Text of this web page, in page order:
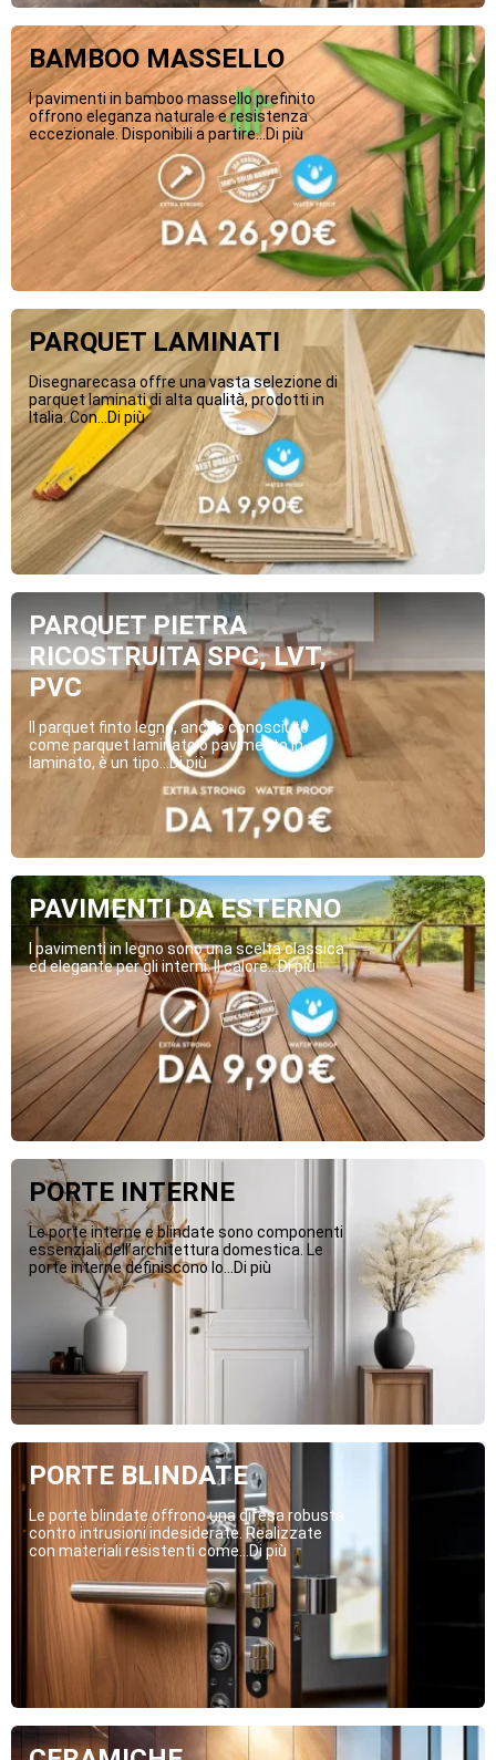
BAMBOO MASSELLO
I pavimenti in bamboo massello prefinito
offrono eleganza naturale e resistenza
eccezionale. Disponibili a partire...Di più
PARQUET LAMINATI
Disegnarecasa offre una vasta selezione di
parquet laminati di alta qualità, prodotti in
Italia. Con...Di più
PARQUET PIETRA
RICOSTRUITA SPC, LVT,
PVC
Il parquet finto legno, anche conosciuto
come parquet laminato o pavimento in
laminato, è un tipo...Di più
PAVIMENTI DA ESTERNO
I pavimenti in legno sono una scelta classica
ed elegante per gli interni. Il calore...Di più
PORTE INTERNE
Le porte interne e blindate sono componenti
essenziali dell’architettura domestica. Le
porte interne definiscono lo...Di più
PORTE BLINDATE
Le porte blindate offrono una difesa robusta
contro intrusioni indesiderate. Realizzate
con materiali resistenti come...Di più